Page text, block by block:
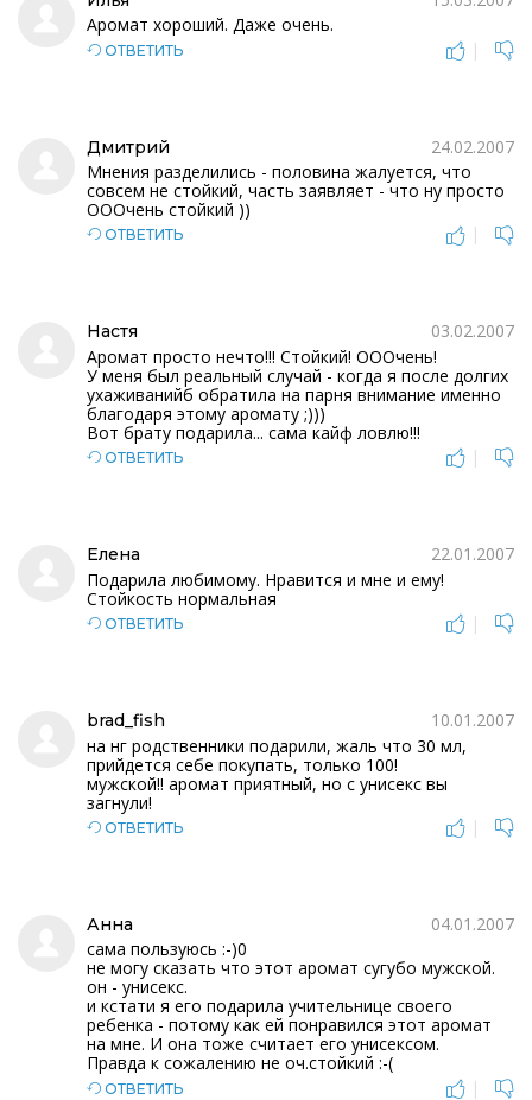
Аромат хороший. Даже очень.
ОТВЕТИТЬ |
Дмитрий
24.02.2007
Мнения разделились - половина жалуется, что
совсем не стойкий, часть заявляет - что ну просто
ОООчень стойкий ))
ОТВЕТИТЬ |
Настя
03.02.2007
Аромат просто нечто!!! Стойкий! ОООчень!
У меня был реальный случай - когда я после долгих
ухаживанийб обратила на парня внимание именно
благодаря этому аромату ;)))
Вот брату подарила... сама кайф ловлю!!!
ОТВЕТИТЬ |
Елена
22.01.2007
Подарила любимому. Нравится и мне и ему!
Стойкость нормальная
ОТВЕТИТЬ |
brad_fish
10.01.2007
на нг родственники подарили, жаль что 30 мл,
прийдется себе покупать, только 100!
мужской!! аромат приятный, но с унисекс вы
загнули!
ОТВЕТИТЬ |
Анна
04.01.2007
сама пользуюсь :-)0
не могу сказать что этот аромат сугубо мужской.
он - унисекс.
и кстати я его подарила учительнице своего
ребенка - потому как ей понравился этот аромат
на мне. И она тоже считает его унисексом.
Правда к сожалению не оч.стойкий :-(
ОТВЕТИТЬ |